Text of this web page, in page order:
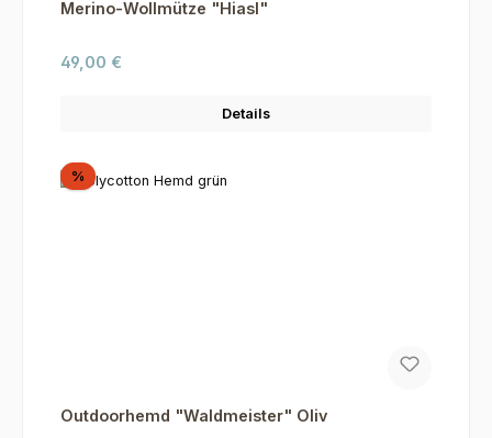
Merino-Wollmütze "Hiasl"
Regulärer Preis:
49,00 €
Details
%Rabatt
Outdoorhemd "Waldmeister" Oliv